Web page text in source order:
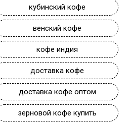
кубинский кофе
венский кофе
кофе индия
доставка кофе
доставка кофе оптом
зерновой кофе купить